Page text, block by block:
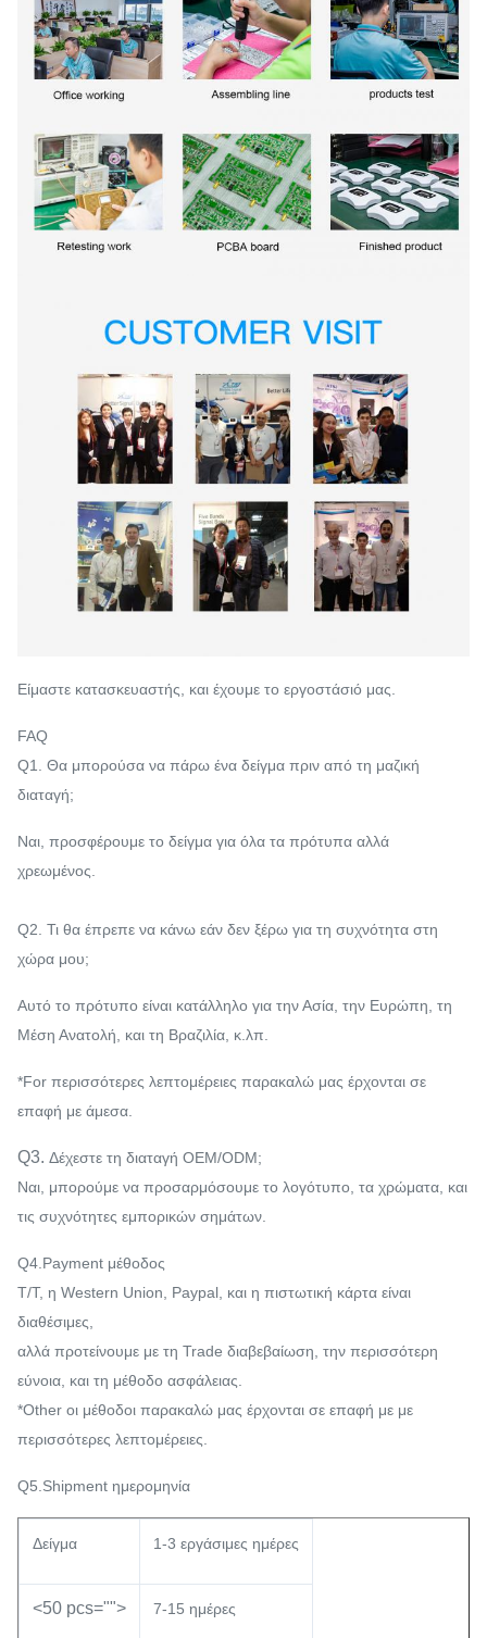
Είμαστε κατασκευαστής, και έχουμε το εργοστάσιό μας.
FAQ
Q1. Θα μπορούσα να πάρω ένα δείγμα πριν από τη μαζική
διαταγή;
Ναι, προσφέρουμε το δείγμα για όλα τα πρότυπα αλλά
χρεωμένος.
Q2. Τι θα έπρεπε να κάνω εάν δεν ξέρω για τη συχνότητα στη
χώρα μου;
Αυτό το πρότυπο είναι κατάλληλο για την Ασία, την Ευρώπη, τη
Μέση Ανατολή, και τη Βραζιλία, κ.λπ.
*For περισσότερες λεπτομέρειες παρακαλώ μας έρχονται σε
επαφή με άμεσα.
Q3. Δέχεστε τη διαταγή OEM/ODM;
Ναι, μπορούμε να προσαρμόσουμε το λογότυπο, τα χρώματα, και
τις συχνότητες εμπορικών σημάτων.
Q4.Payment μέθοδος
T/T, η Western Union, Paypal, και η πιστωτική κάρτα είναι
διαθέσιμες,
αλλά προτείνουμε με τη Trade διαβεβαίωση, την περισσότερη
εύνοια, και τη μέθοδο ασφάλειας.
*Other οι μέθοδοι παρακαλώ μας έρχονται σε επαφή με με
περισσότερες λεπτομέρειες.
Q5.Shipment ημερομηνία
Δείγμα 1-3 εργάσιμες ημέρες
<50 pcs=""> 7-15 ημέρες